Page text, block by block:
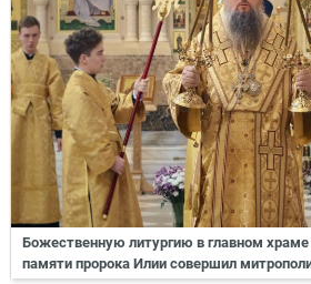
Божественную литургию в главном
памяти пророка Илии совершил